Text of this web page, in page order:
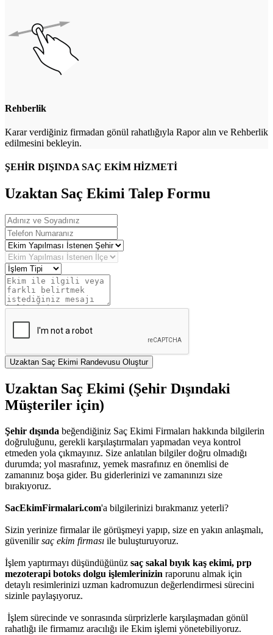
Rehberlik
Karar verdiğiniz firmadan gönül rahatlığıyla Rapor alın ve Rehberlik
edilmesini bekleyin.
ŞEHİR DIŞINDA SAÇ EKİM HİZMETİ
Uzaktan Saç Ekimi Talep Formu
Uzaktan Saç Ekimi Randevusu Oluştur
Uzaktan Saç Ekimi (Şehir Dışındaki
Müşteriler için)
Şehir dışında beğendiğiniz Saç Ekimi Firmaları hakkında bilgilerin
doğruluğunu, gerekli karşılaştırmaları yapmadan veya kontrol
etmeden yola çıkmayınız. Size anlatılan bilgiler doğru olmadığı
durumda; yol masrafınız, yemek masrafınız en önemlisi de
zamanınız boşa gider. Bu giderlerinizi ve zamanınızı size
bırakıyoruz.
SacEkimFirmalari.com'a bilgilerinizi bırakmanız yeterli?
Sizin yerinize firmalar ile görüşmeyi yapıp, size en yakın anlaşmalı,
güvenilirsaç ekim firması ile buluşturuyoruz.
İşlem yaptırmayı düşündüğünüz saç sakal bıyık kaş ekimi, prp
mezoterapi botoks dolgu işlemlerinizin raporunu almak için
detaylı resimlerinizi uzman kadromuzun değerlendirmesi sürecini
sizinle paylaşıyoruz.
İşlem sürecinde ve sonrasında sürprizlerle karşılaşmadan gönül
rahatlığı ile firmamız aracılığı ile Ekim işlemi yönetebiliyoruz.